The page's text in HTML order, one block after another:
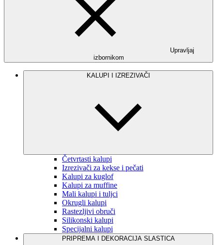
Upravljaj
izbornikom
KALUPI I IZREZIVAČI
Četvrtasti kalupi
Izrezivači za kekse i pečati
Kalupi za kuglof
Kalupi za muffine
Mali kalupi i tuljci
Okrugli kalupi
Rastezljivi obruči
Silikonski kalupi
Specijalni kalupi
PRIPREMA I DEKORACIJA SLASTICA